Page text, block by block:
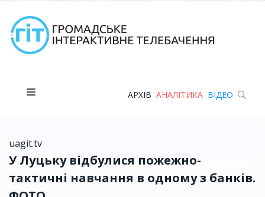
АРХІВ АНАЛІТИКА ВІДЕО
uagit.tv
У Луцьку відбулися пожежно-
тактичні навчання в одному з банків.